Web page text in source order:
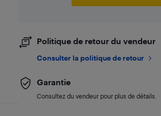
Politique de retour du vendeur
Consulter la politique de retour
Garantie
Consultez du vendeur pour plus de détails.